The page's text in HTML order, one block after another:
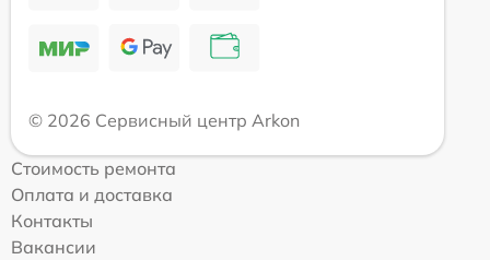
© 2026 Сервисный центр Arkon
Стоимость ремонта
Оплата и доставка
Контакты
Вакансии